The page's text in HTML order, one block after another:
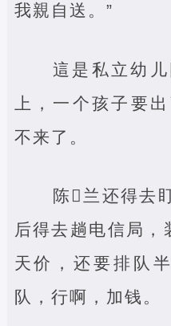
我親自送。”
這是私立幼
上，一个孩子要
不来了。
陈‌兰还得去
后得去趟电信局
天价，还要排队
队，行啊，加钱。